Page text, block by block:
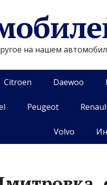
на нашем
Citroen Daewoo
Peugeot
Volvo